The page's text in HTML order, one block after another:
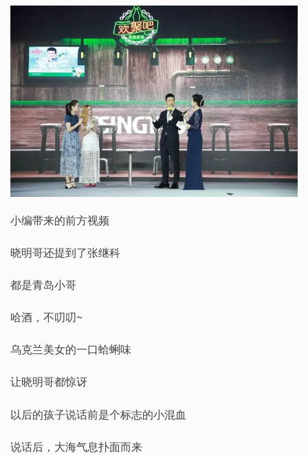
小编带来的前方视频
晓明哥还提到了张继科
都是青岛小哥
哈酒，不叨叨~
乌克兰美女的一口蛤蜊味
让晓明哥都惊讶
以后的孩子说话前是个标志的小混血
说话后，大海气息扑面而来